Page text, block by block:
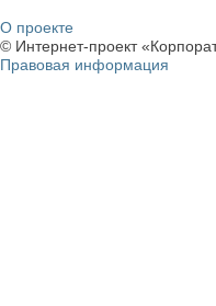
О проекте
© Интернет-проект
Правовая информация